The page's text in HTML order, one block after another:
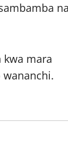
kwa mara